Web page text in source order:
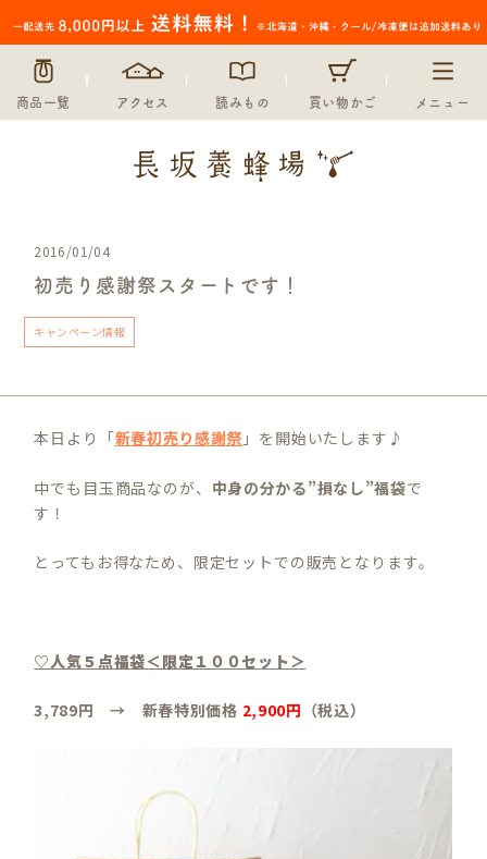
商品一覧 アクセス 読みもの 買い物かご メニュー
2016/01/04
初売り感謝祭スタートです！
キャンペーン情報
本日より「新春初売り感謝祭 」を開始いたします♪
中でも目玉商品なのが、 中身の分かる”損なし”福袋で
す！
とってもお得なため、限定セットでの販売となります。
♡人気５点福袋＜限定１００セット＞
3,789円 → 新春特別価格 2,900円 （税込）